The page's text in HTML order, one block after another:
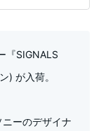
『SIGNALS
) が入荷。
ーのデザイナ